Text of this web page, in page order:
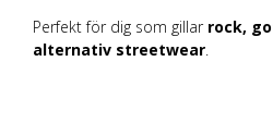
Perfekt för dig som gillar rock,
alternativ streetwear